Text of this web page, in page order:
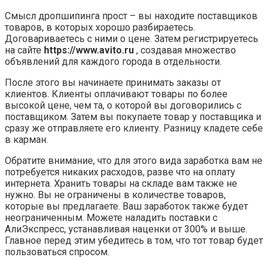
Смысл дропшипинга прост – вы находите поставщиков
товаров, в которых хорошо разбираетесь.
Договариваетесь с ними о цене. Затем регистрируетесь
на сайте https://www.avito.ru , создавая множество
объявлений для каждого города в отдельности.
После этого вы начинаете принимать заказы от
клиентов. Клиенты оплачивают товары по более
высокой цене, чем та, о которой вы договорились с
поставщиком. Затем вы покупаете товар у поставщика и
сразу же отправляете его клиенту. Разницу кладете себе
в карман.
Обратите внимание, что для этого вида заработка вам не
потребуется никаких расходов, разве что на оплату
интернета. Хранить товары на складе вам также не
нужно. Вы не ограничены в количестве товаров,
которые вы предлагаете. Ваш заработок также будет
неограниченным. Можете наладить поставки с
АлиЭкспресс, устанавливая наценки от 300% и выше.
Главное перед этим убедитесь в том, что тот товар будет
пользоваться спросом.